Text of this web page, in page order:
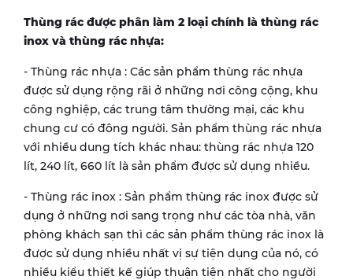
Thùng rác được phân làm 2 loại chính là thùng rác
inox và thùng rác nhựa:
- Thùng rác nhựa : Các sản phẩm thùng rác nhựa
được sử dụng rộng rãi ở những nơi công cộng, khu
công nghiệp, các trung tâm thường mại, các khu
chung cư có đông người. Sản phẩm thùng rác nhựa
với nhiều dung tích khác nhau: thùng rác nhựa 120
lít, 240 lít, 660 lít là sản phẩm được sử dụng nhiều.
- Thùng rác inox : Sản phẩm thùng rác inox được sử
dụng ở những nơi sang trọng như các tòa nhà, văn
phòng khách sạn thì các sản phẩm thùng rác inox là
được sử dụng nhiều nhất vị sự tiện dụng của nó, có
nhiều kiểu thiết kế giúp thuận tiện nhất cho người